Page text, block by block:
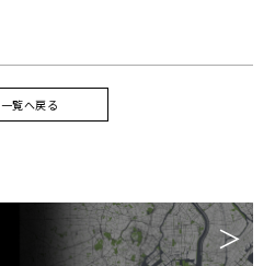
一覧へ戻る